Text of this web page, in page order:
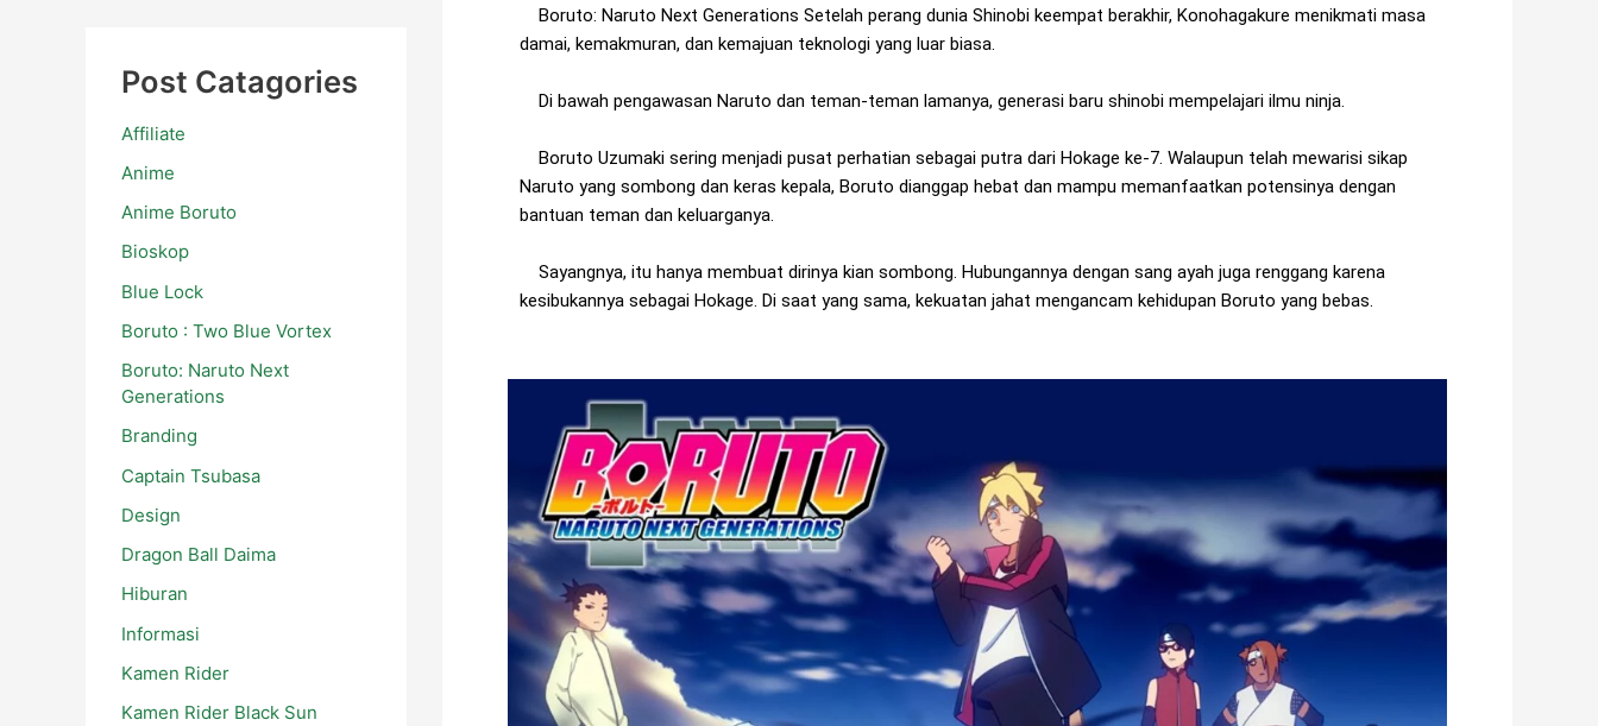
Post Catagories
Affiliate
Anime
Anime Boruto
Bioskop
Blue Lock
Boruto : Two Blue Vortex
Boruto: Naruto Next
Generations
Branding
Captain Tsubasa
Design
Dragon Ball Daima
Hiburan
Informasi
Kamen Rider
Kamen Rider Black Sun
Boruto: Naruto Next Generations Setelah perang dunia Shinobi keempat berakhir, Konohagakure menikmati masa
damai, kemakmuran, dan kemajuan teknologi yang luar biasa.
Di bawah pengawasan Naruto dan teman-teman lamanya, generasi baru shinobi mempelajari ilmu ninja.
Boruto Uzumaki sering menjadi pusat perhatian sebagai putra dari Hokage ke-7. Walaupun telah mewarisi sikap
Naruto yang sombong dan keras kepala, Boruto dianggap hebat dan mampu memanfaatkan potensinya dengan
bantuan teman dan keluarganya.
Sayangnya, itu hanya membuat dirinya kian sombong. Hubungannya dengan sang ayah juga renggang karena
kesibukannya sebagai Hokage. Di saat yang sama, kekuatan jahat mengancam kehidupan Boruto yang bebas.